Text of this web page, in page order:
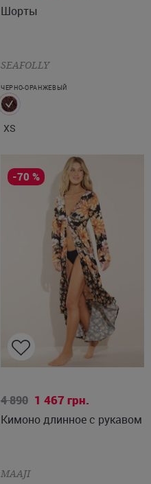
Шорты
SEAFOLLY
ЧЕРНО-ОРАНЖЕВЫЙ
XS
-70 %
4 890 1 467 грн.
Кимоно длинное с рукавом
MAAJI